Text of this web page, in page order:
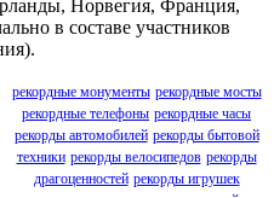
Норвегия, Франция,
в составе участников
рекордные монументы рекордные мосты
рекордные телефоны рекордные часы
рекорды автомобилей рекорды бытовой
техники рекорды велосипедов рекорды
драгоценностей рекорды игрушек